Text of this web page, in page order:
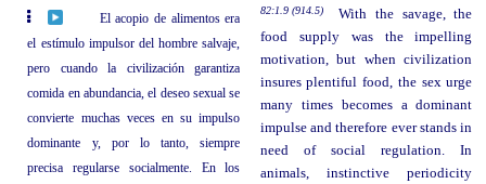
El acopio de alimentos era
el estímulo impulsor del hombre salvaje,
pero cuando la civilización garantiza
comida en abundancia, el deseo sexual se
convierte muchas veces en su impulso
dominante y, por lo tanto, siempre
precisa regularse socialmente. En los
82:1.9 (914.5)
With the savage, the
food supply was the impelling
motivation, but when civilization
insures plentiful food, the sex urge
many times becomes a dominant
impulse and therefore ever stands in
need of social regulation. In
animals, instinctive periodicity